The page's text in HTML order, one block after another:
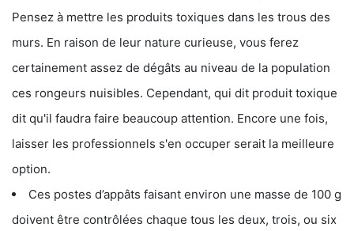
Pensez à mettre les produits toxiques dans les trous des
murs. En raison de leur nature curieuse, vous ferez
certainement assez de dégâts au niveau de la population
ces rongeurs nuisibles. Cependant, qui dit produit toxique
dit qu'il faudra faire beaucoup attention. Encore une fois,
laisser les professionnels s'en occuper serait la meilleure
option.
Ces postes d’appâts faisant environ une masse de 100 g
doivent être contrôlées chaque tous les deux, trois, ou six